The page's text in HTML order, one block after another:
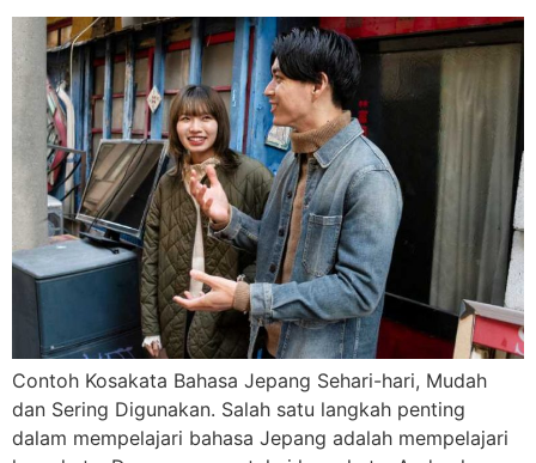
Contoh Kosakata Bahasa Jepang Sehari-hari, Mudah
dan Sering Digunakan. Salah satu langkah penting
dalam mempelajari bahasa Jepang adalah mempelajari